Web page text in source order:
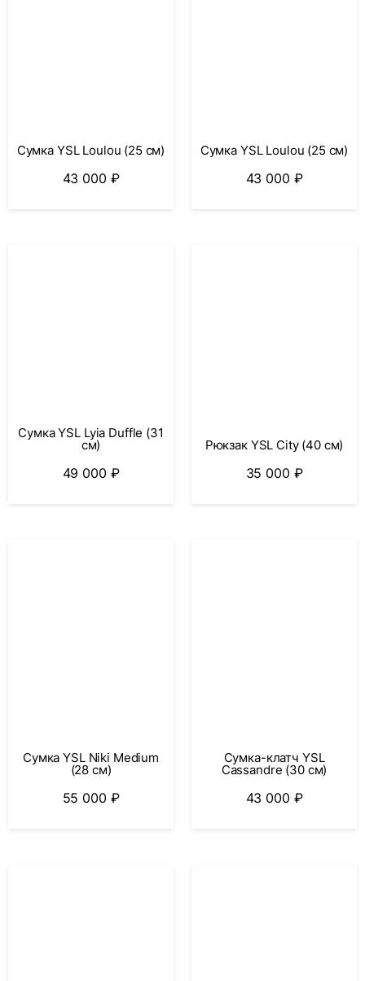
Сумка YSL Loulou (25 см)
43 000 ₽
Сумка YSL Loulou (25 см)
43 000 ₽
Сумка YSL Lyia Duffle (31
см)
49 000 ₽
Рюкзак YSL City (40 см)
35 000 ₽
Сумка YSL Niki Medium
(28 см)
55 000 ₽
Сумка-клатч YSL
Cassandre (30 см)
43 000 ₽